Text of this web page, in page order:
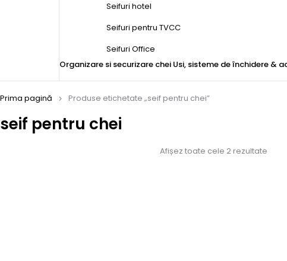
Seifuri hotel
Seifuri pentru TVCC
Seifuri Office
Organizare si securizare chei Usi, sisteme de închidere &
seif pentru chei
Prima pagină Produse etichetate „seif pentru chei”
Afișez toate cele 2 rezultate